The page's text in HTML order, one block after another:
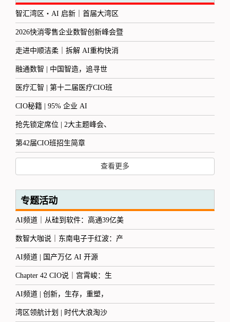
智汇湾区・AI 启新｜首届大湾区
2026快消零售企业数智创新峰会暨
走进中顺洁柔｜拆解 AI重构快消
融通数智 | 中国智造，追寻世
医疗汇智 | 第十二届医疗CIO班
CIO秘籍 | 95% 企业 AI
抢先锁定席位 | 2大主题峰会、
第42届CIO班招生简章
查看更多
专题活动
AI频道｜从硅到软件：高通39亿美
数智大咖说｜东南电子于红波：产
AI频道 | 国产万亿 AI 开源
Chapter 42 CIO说｜宫霄峻：生
AI频道 | 创新，生存，重塑，
湾区领航计划 | 时代大浪淘沙